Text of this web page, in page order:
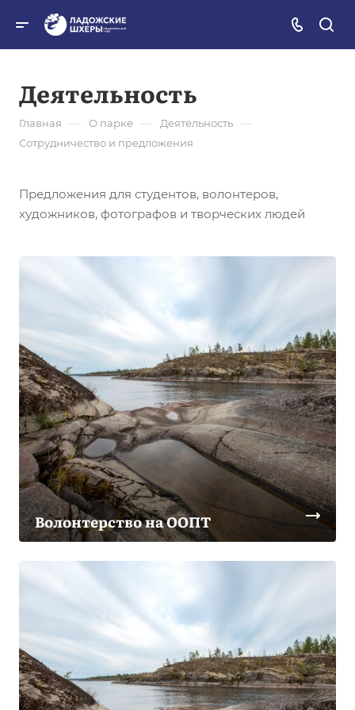
Деятельность
Главная — О парке — Деятельность —
Сотрудничество и предложения
Предложения для студентов, волонтеров,
художников, фотографов и творческих людей
Волонтерство на ООПТ